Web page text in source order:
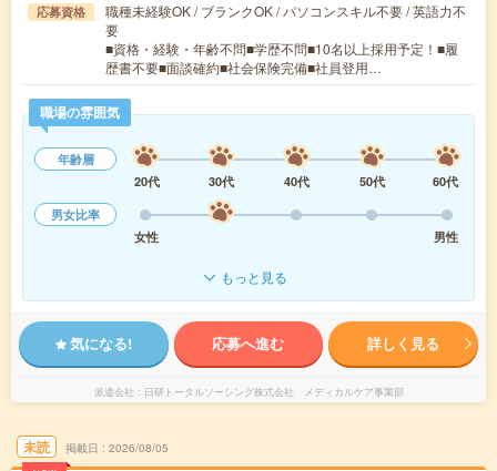
応募資格
職種未経験OK / ブランクOK / パソコンスキル不要 / 英語力不
要
■資格・経験・年齢不問■学歴不問■10名以上採用予定！■履
歴書不要■面談確約■社会保険完備■社員登用…
職場の雰囲気
年齢層
20代
30代 40代 50代
60代
男女比率
女性
男性
もっと見る
気になる! 応募へ進む 詳しく見る
派遣会社 日研トータルソーシング株式会社 メディカルケア事業部
未読 掲載日 2026/08/05